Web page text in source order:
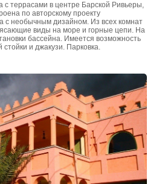
с террасами в центре Барской Ривьеры,
по авторскому проекту
с необычным дизайном. Из всех комнат
виды на море и горные цепи. На
бассейна. Имеется возможность
стойки и джакузи. Парковка.